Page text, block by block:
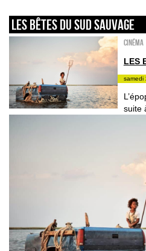
LES BÊTES DU SUD SAUVAGE
Cinéma
LES
samedi
suite